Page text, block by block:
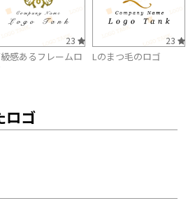
23
感あるフレームロ
23
Lのまつ毛のロゴ
ロゴ